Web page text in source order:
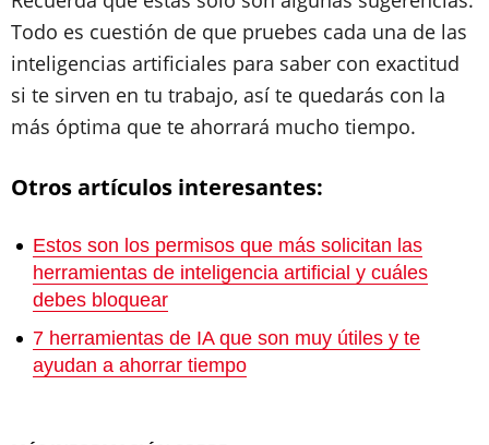
Todo es cuestión de que pruebes cada una de las
inteligencias artificiales para saber con exactitud
si te sirven en tu trabajo, así te quedarás con la
más óptima que te ahorrará mucho tiempo.
Otros artículos interesantes:
Estos son los permisos que más solicitan las
herramientas de inteligencia artificial y cuáles
debes bloquear
7 herramientas de IA que son muy útiles y te
ayudan a ahorrar tiempo